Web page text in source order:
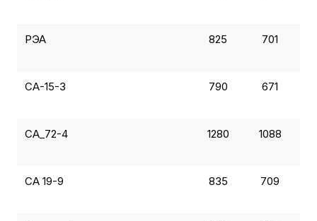
РЭА 825 701
СА-15-3 790 671
СА_72-4 1280 1088
СА 19-9 835 709